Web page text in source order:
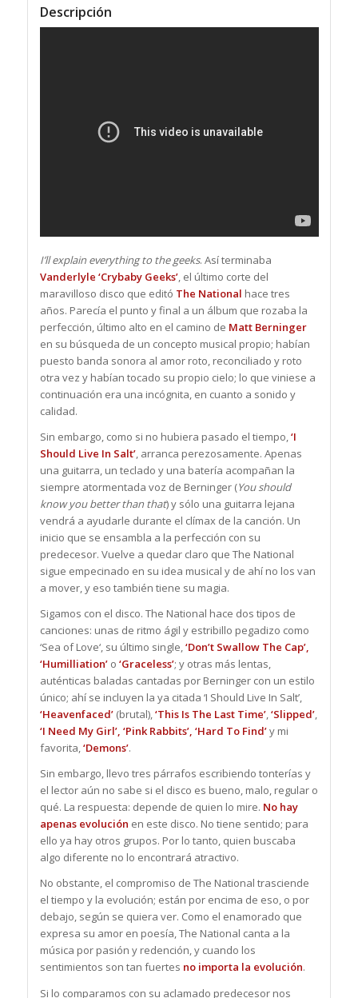
Descripción
I’ll explain everything to the geeks. Así terminaba
Vanderlyle ‘Crybaby Geeks’, el último corte del
maravilloso disco que editó The National hace tres
años. Parecía el punto y final a un álbum que rozaba la
perfección, último alto en el camino de Matt Berninger
en su búsqueda de un concepto musical propio; habían
puesto banda sonora al amor roto, reconciliado y roto
otra vez y habían tocado su propio cielo; lo que viniese a
continuación era una incógnita, en cuanto a sonido y
calidad.
Sin embargo, como si no hubiera pasado el tiempo,‘I
Should Live In Salt’, arranca perezosamente. Apenas
una guitarra, un teclado y una batería acompañan la
siempre atormentada voz de Berninger (You should
know you better than that) y sólo una guitarra lejana
vendrá a ayudarle durante el clímax de la canción. Un
inicio que se ensambla a la perfección con su
predecesor. Vuelve a quedar claro que The National
sigue empecinado en su idea musical y de ahí no los van
a mover, y eso también tiene su magia.
Sigamos con el disco. The National hace dos tipos de
canciones: unas de ritmo ágil y estribillo pegadizo como
‘Sea of Love‘, su último single,‘Don’t Swallow The Cap’,
‘Humilliation’o ‘Graceless’; y otras más lentas,
auténticas baladas cantadas por Berninger con un estilo
único; ahí se incluyen la ya citada ‘I Should Live In Salt’,
‘Heavenfaced’(brutal),‘This Is The Last Time’,‘Slipped’,
‘I Need My Girl’, ‘Pink Rabbits’, ‘Hard To Find’y mi
favorita,‘Demons’.
Sin embargo, llevo tres párrafos escribiendo tonterías y
el lector aún no sabe si el disco es bueno, malo, regular o
qué. La respuesta: depende de quien lo mire. No hay
apenas evolución en este disco. No tiene sentido; para
ello ya hay otros grupos. Por lo tanto, quien buscaba
algo diferente no lo encontrará atractivo.
No obstante, el compromiso de The National trasciende
el tiempo y la evolución; están por encima de eso, o por
debajo, según se quiera ver. Como el enamorado que
expresa su amor en poesía, The National canta a la
música por pasión y redención, y cuando los
sentimientos son tan fuertes no importa la evolución.
Si lo comparamos con su aclamado predecesor nos